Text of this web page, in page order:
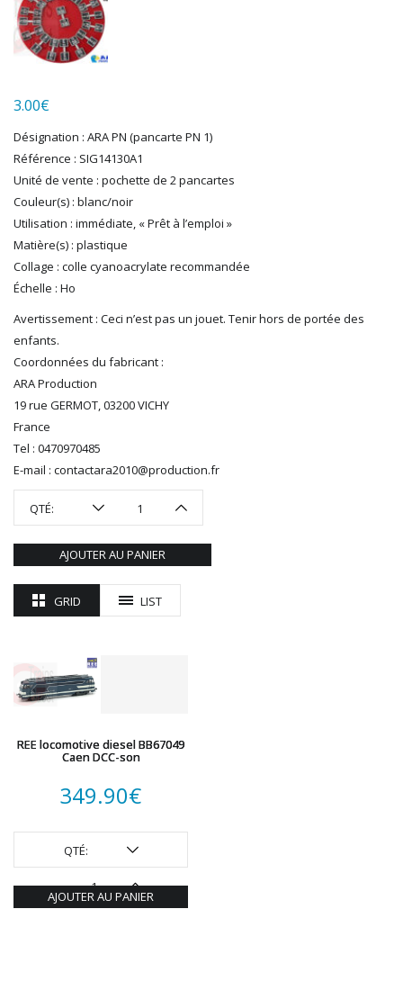
LS MODELS
MAKETTE
MARLKIN
NOREV
NOVATEUR MODELES
PECO
PG mini
PIKO
PN SUD MODELISME
PREISER
PRINCE AUGUST
R37
REDUTEX
REE
RÉGIONS ET COMPAGNIES
ROCO
ROTOMAGUS
ROUTE 87
SAI
TAMIYA
Trains-O-Matic
TRIX
VIESSMANN
WIKING
3.00€
Désignation : ARA PN (pancarte PN 1)
Référence : SIG14130A1
Unité de vente : pochette de 2 pancartes
Couleur(s) : blanc/noir
Utilisation : immédiate, « Prêt à l’emploi »
Matière(s) : plastique
Collage : colle cyanoacrylate recommandée
Échelle : Ho
Avertissement : Ceci n’est pas un jouet. Tenir hors de portée des
enfants.
Coordonnées du fabricant :
ARA Production
19 rue GERMOT, 03200 VICHY
France
Tel : 0470970485
E-mail : contactara2010@production.fr
QTÉ:
AJOUTER AU PANIER
GRID LIST
REE locomotive diesel BB67049
Caen DCC-son
349.90€
QTÉ:
AJOUTER AU PANIER